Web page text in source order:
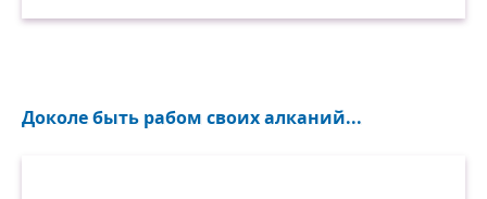
Доколе быть рабом своих алканий...